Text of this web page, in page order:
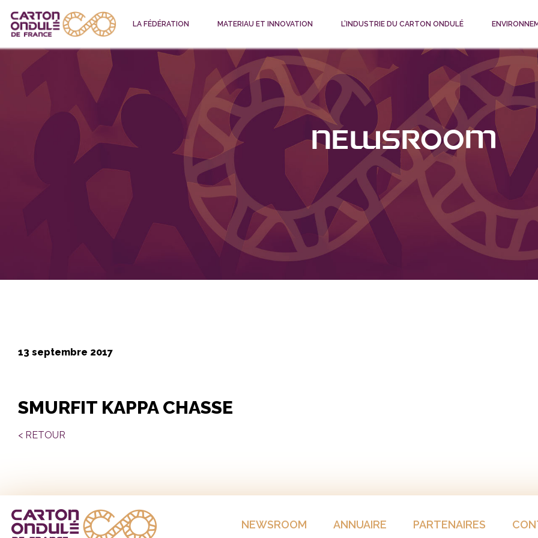
LA FÉDÉRATION MATERIAU ET INNOVATION L’INDUSTRIE DU CARTON ONDULÉ
Newsroom
13 septembre 2017
SMURFIT KAPPA CHASSE
< RETOUR
NEWSROOM ANNUAIRE PARTENAIRES